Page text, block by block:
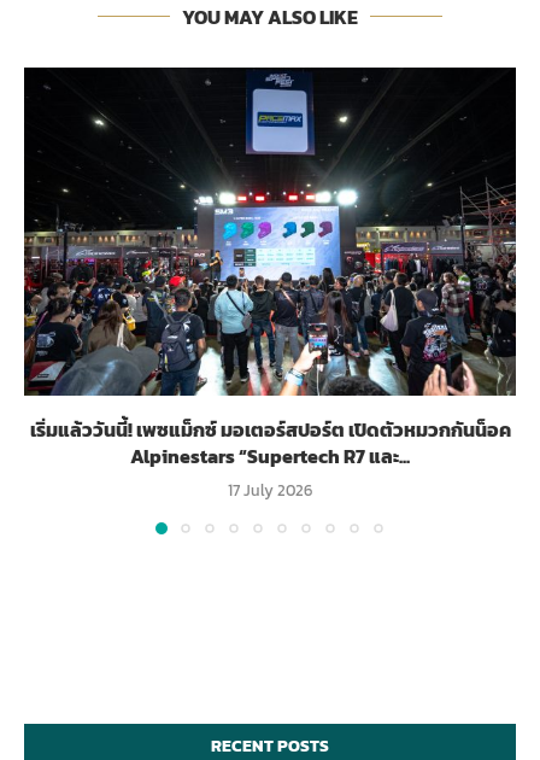
YOU MAY ALSO LIKE
เริ่มแล้ววันนี้! เพซแม็กซ์ มอเตอร์สปอร์ต เปิดตัวหมวกกันน็อค
Alpinestars “Supertech R7 และ...
17 July 2026
RECENT POSTS